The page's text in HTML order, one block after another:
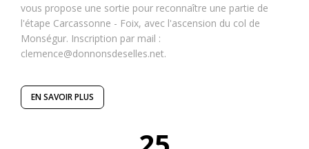
vous propose une sortie pour reconnaître une partie de
l'étape Carcassonne - Foix, avec l'ascension du col de
Monségur. Inscription par mail :
clemence@donnonsdeselles.net.
EN SAVOIR PLUS